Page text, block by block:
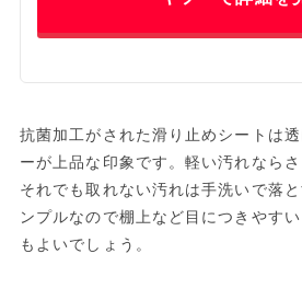
抗菌加工がされた滑り止めシートは
ーが上品な印象です。軽い汚れなら
それでも取れない汚れは手洗いで落
ンプルなので棚上など目につきやす
もよいでしょう。